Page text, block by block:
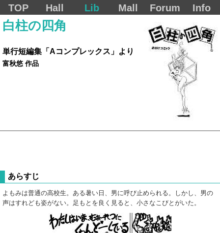
TOP Hall Lib Mall Forum Info
白柱の四角
単行短編集「Aコンプレックス」より
富秋悠 作品
あらすじ
よもみは普通の高校生。ある暑い日、男に呼び止められる。しかし、男の
声はすれども姿がない。足もとを良く見ると、小さなこびとがいた。